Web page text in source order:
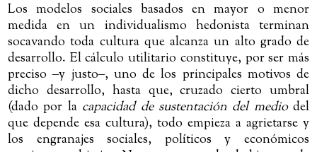
Los modelos sociales basados en mayor o menor
medida en un individualismo hedonista terminan
socavando toda cultura que alcanza un alto grado de
desarrollo. El cálculo utilitario constituye, por ser más
preciso ‒y justo‒, uno de los principales motivos de
dicho desarrollo, hasta que, cruzado cierto umbral
(dado por la capacidad de sustentación del mediodel
que depende esa cultura), todo empieza a agrietarse y
los engranajes sociales, políticos y económicos